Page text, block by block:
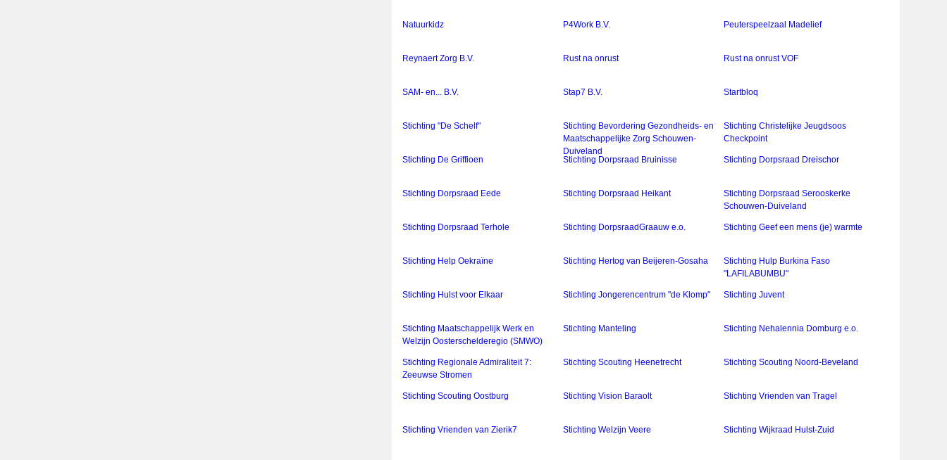
Natuurkidz P4Work B.V. Peuterspeelzaal Madelief
Reynaert Zorg B.V. Rust na onrust Rust na onrust VOF
SAM- en... B.V. Stap7 B.V. Startbloq
Stichting "De Schelf"
Stichting Bevordering Gezondheids- en
Maatschappelijke Zorg Schouwen-
Duiveland
Stichting Christelijke Jeugdsoos
Checkpoint
Stichting De Griffioen Stichting Dorpsraad Bruinisse Stichting Dorpsraad Dreischor
Stichting Dorpsraad Eede Stichting Dorpsraad Heikant
Stichting Dorpsraad Serooskerke
Schouwen-Duiveland
Stichting Dorpsraad Terhole Stichting DorpsraadGraauw e.o. Stichting Geef een mens (je) warmte
Stichting Help Oekraïne Stichting Hertog van Beijeren-Gosaha
Stichting Hulp Burkina Faso
"LAFILABUMBU"
Stichting Hulst voor Elkaar Stichting Jongerencentrum "de Klomp" Stichting Juvent
Stichting Maatschappelijk Werk en
Welzijn Oosterschelderegio (SMWO)
Stichting Manteling Stichting Nehalennia Domburg e.o.
Stichting Regionale Admiraliteit 7:
Zeeuwse Stromen
Stichting Scouting Heenetrecht Stichting Scouting Noord-Beveland
Stichting Scouting Oostburg Stichting Vision Baraolt Stichting Vrienden van Tragel
Stichting Vrienden van Zierik7 Stichting Welzijn Veere Stichting Wijkraad Hulst-Zuid